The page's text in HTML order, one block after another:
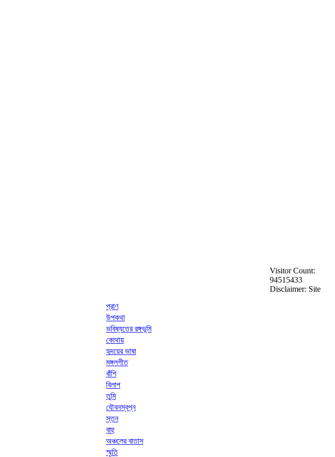
প্রাণ
উপকথা
ভবিষ্যতের রঙ্গভূমি
কোথায়
হৃদয়ের ভাষা
মঙ্গলগীত
বাঁশি
বিলাপ
তুমি
যৌবনস্বপ্ন
স্তন
বাহু
অঞ্চলের বাতাস
স্মৃতি
Visitor Count:
94515433
Disclaimer: Site